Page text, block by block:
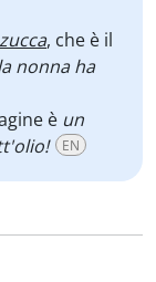
zucca, che è il
nonna ha
è un
EN